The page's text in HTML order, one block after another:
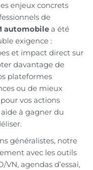
enjeux concrets
de
automobilea été
exigence :
et impact direct sur
davantage de
plateformes
ou de mieux
vos actions
à gagner du
généralistes, notre
avec les outils
VN, agendas d’essai,